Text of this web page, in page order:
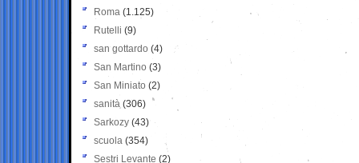
Roma (1.125)
Rutelli (9)
san gottardo (4)
San Martino (3)
San Miniato (2)
sanità (306)
Sarkozy (43)
scuola (354)
Sestri Levante (2)